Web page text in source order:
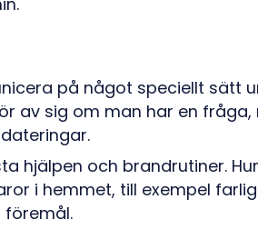
på något speciellt sätt
av sig om man har en
hjälpen och brandrutiner.
i hemmet, till exempel